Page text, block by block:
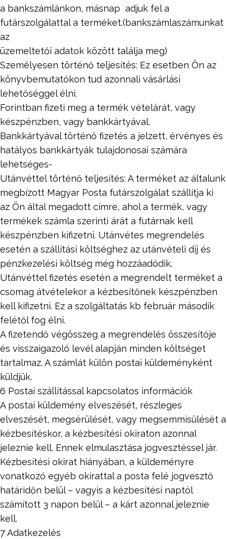
a bankszámlánkon, másnap adjuk fel a
futárszolgálattal a terméket.(bankszámlaszámunkat
az
üzemeltetői adatok között találja meg)
Személyesen történő teljesítés: Ez esetben Ön az
könyvbemutatókon tud azonnali vásárlási
lehetőséggel élni.
Forintban fizeti meg a termék vételárát, vagy
készpénzben, vagy bankkártyával.
Bankkártyával történő fizetés a jelzett, érvényes és
hatályos bankkártyák tulajdonosai számára
lehetséges-
Utánvéttel történő teljesítés: A terméket az általunk
megbízott Magyar Posta futárszolgálat szállítja ki
az Ön által megadott címre, ahol a termék, vagy
termékek számla szerinti árát a futárnak kell
készpénzben kifizetni. Utánvétes megrendelés
esetén a szállítási költséghez az utánvételi díj és
pénzkezelési költség még hozzáadódik.
Utánvéttel fizetés esetén a megrendelt terméket a
csomag átvételekor a kézbesítőnek készpénzben
kell kifizetni. Ez a szolgáltatás kb február második
felétől fog élni.
A fizetendő végösszeg a megrendelés összesítője
és visszaigazoló levél alapján minden költséget
tartalmaz. A számlát külön postai küldeményként
küldjük.
6 Postai szállítással kapcsolatos információk
A postai küldemény elveszését, részleges
elveszését, megsérülését, vagy megsemmisülését a
kézbesítéskor, a kézbesítési okiraton azonnal
jeleznie kell. Ennek elmulasztása jogvesztéssel jár.
Kézbesítési okirat hiányában, a küldeményre
vonatkozó egyéb okirattal a posta felé jogvesztő
határidőn belül – vagyis a kézbesítési naptól
számított 3 napon belül – a kárt azonnal jeleznie
kell.
7 Adatkezelés